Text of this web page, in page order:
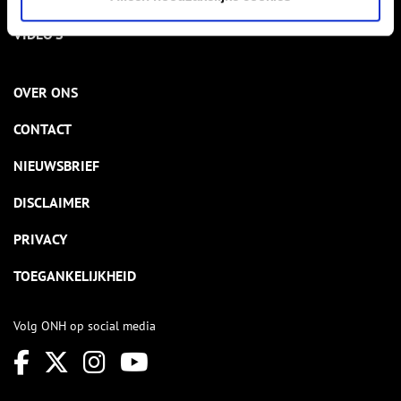
VIDEO’S
OVER ONS
CONTACT
NIEUWSBRIEF
DISCLAIMER
PRIVACY
TOEGANKELIJKHEID
Volg ONH op social media